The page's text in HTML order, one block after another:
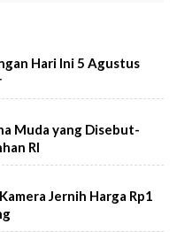
Hari Ini 5 Agustus
Muda yang Disebut-
RI
Jernih Harga Rp1